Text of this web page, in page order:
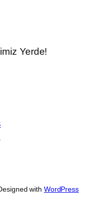
Yerde!
with WordPress